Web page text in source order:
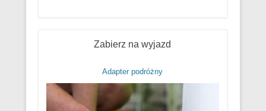
Zabierz na wyjazd
Adapter podróżny